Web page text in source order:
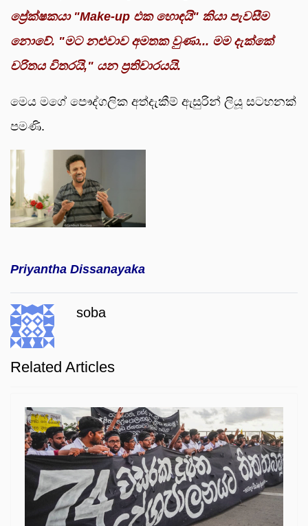
ප්‍රේක්ෂකයා "Make-up එක හොඳයි" කියා පැවසීම
නොවේ. "මට නළුවාව අමතක වුණා... මම දැක්කේ
චරිතය විතරයි," යන ප්‍රතිචාරයයි.
මෙය මගේ පෞද්ගලික අත්දැකීම් ඇසුරින් ලියූ සටහනක්
පමණි.
Priyantha Dissanayaka
soba
Related Articles